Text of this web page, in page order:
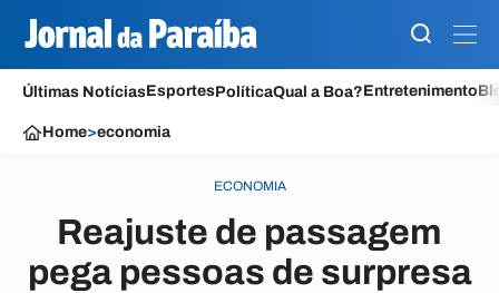
Últimas NotíciasEsportesPolíticaQual a Boa?Entretenimento
Home>economia
ECONOMIA
Reajuste de passagem
pega pessoas de surpresa